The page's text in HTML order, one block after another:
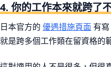
4. 你的工作本來就跨了
日本官方的 優遇措施頁面 有
就是跨多個工作類在留資格的